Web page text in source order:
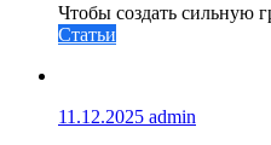
Чтобы создать сильную
Статьи
11.12.2025 admin